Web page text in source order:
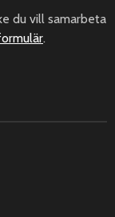
du vill samarbeta
.